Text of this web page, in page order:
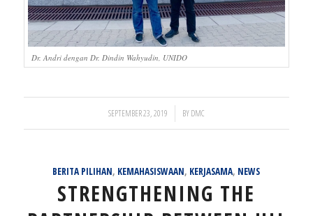
Dr. Andri dengan Dr. Dindin Wahyudin, UNIDO
SEPTEMBER 23, 2019
/ BYDMC
BERITA PILIHAN, KEMAHASISWAAN, KERJASAMA, NEWS
STRENGTHENING THE